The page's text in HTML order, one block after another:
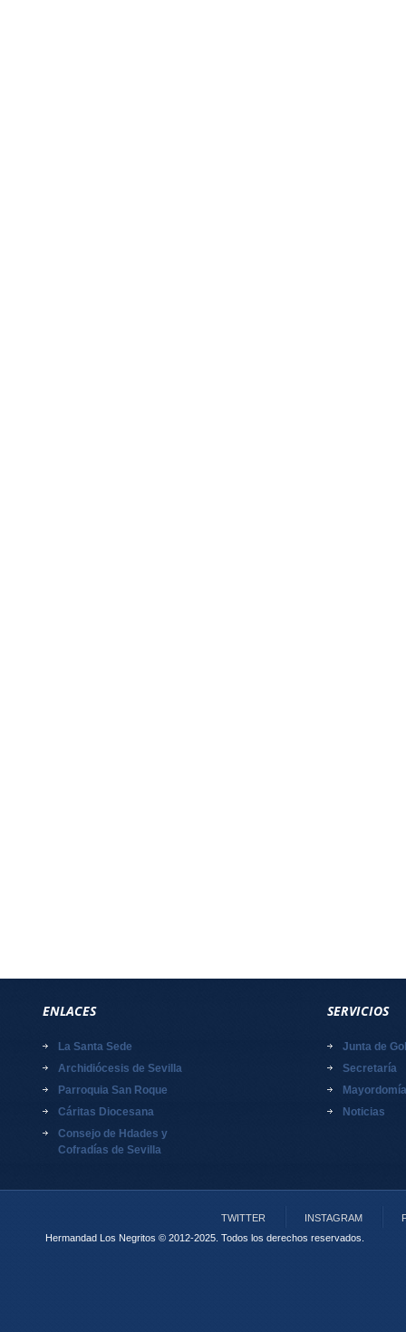
ENLACES
La Santa Sede
Archidiócesis de Sevilla
Parroquia San Roque
Cáritas Diocesana
Consejo de Hdades y
Cofradías de Sevilla
SERVICIOS
Junta de
Secretaría
Mayordomía
Noticias
TWITTER INSTAGRAM
Hermandad Los Negritos © 2012-2025. Todos los derechos reservados.